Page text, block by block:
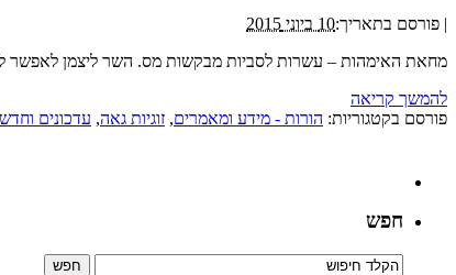
| פורסם בתאריך:10 ביוני 2015
מחאת האימהות – עשרות לסביות מבקשות מס. השר ליצמן לאפשר
להמשך קריאה
פורסם בקטגוריות: הורות - מידע ומאמרים, זוגיות גאה, עדכונים
חפש